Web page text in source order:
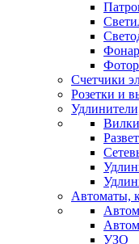
Счетчики
Розетки и
Автоматы,
УЗО